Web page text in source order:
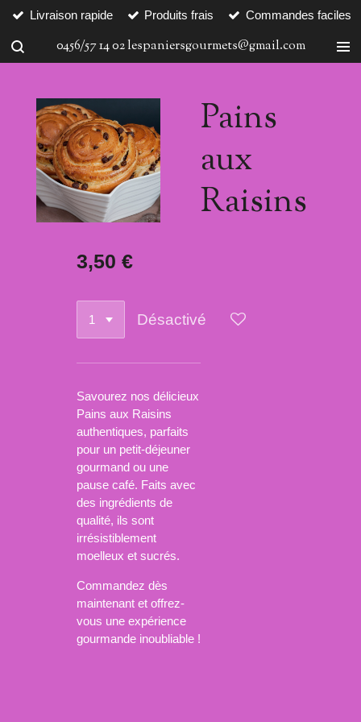
Passer
contenu
0456/57 14 02 lespaniersgourmets@gmail.com
Livraison rapide Produits frais Commandes faciles
Pains
aux
Raisins
3,50 €
Désactivé
Savourez nos délicieux
Pains aux Raisins
authentiques, parfaits
pour un petit-déjeuner
gourmand ou une
pause café. Faits avec
des ingrédients de
qualité, ils sont
irrésistiblement
moelleux et sucrés.
Commandez dès
maintenant et offrez-
vous une expérience
gourmande inoubliable !